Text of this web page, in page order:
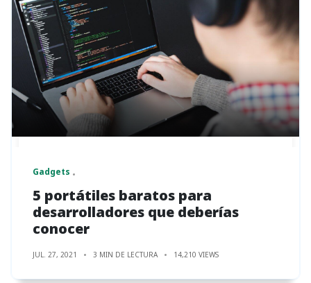
Gadgets
5 portátiles baratos para
desarrolladores que deberías
conocer
JUL. 27, 2021 3 MIN DE LECTURA 14,210 VIEWS